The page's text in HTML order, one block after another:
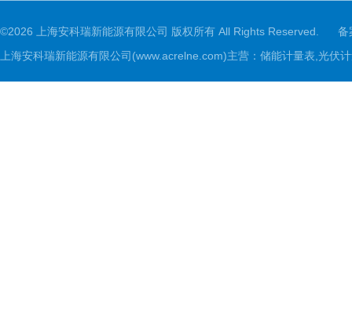
©2026 上海安科瑞新能源有限公司 版权所有 All Rights Reserved.
备
上海安科瑞新能源有限公司(www.acrelne.com)主营：储能计量表,光伏